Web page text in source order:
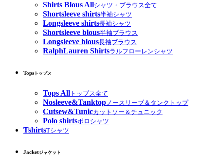
Shirts Blous Allシャツ・ブラウス全て
Shortsleeve shirts半袖シャツ
Longsleeve shirts長袖シャツ
Shortsleeve blous半袖ブラウス
Longsleeve blous長袖ブラウス
RalphLauren Shirtsラルフローレンシャツ
Tops トップス
Tops All トップス全て
Nosleeve&Tanktop ノースリーブ＆タンクトップ
Cutsew&Tunicカットソー＆チュニック
Polo shirtsポロシャツ
TshirtsTシャツ
Jacketジャケット